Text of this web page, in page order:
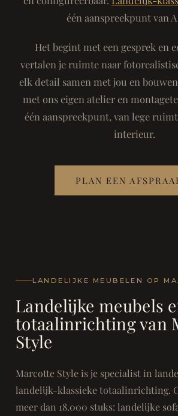
één aanspreekpunt van
Het begint met een gesprek en
vertalen je ruimte naar
elk detail samen met jou en
met ons eigen atelier en
één aanspreekpunt, van lege
interieur.
PLAN EEN
LANDELIJKE MEUBELEN OP
Landelijke meubels
totaalinrichting van
Style
Marcotte Style is je specialist in
landelijk-klassieke totaalinrichting.
meer dan 18.000 stuks: landelijke